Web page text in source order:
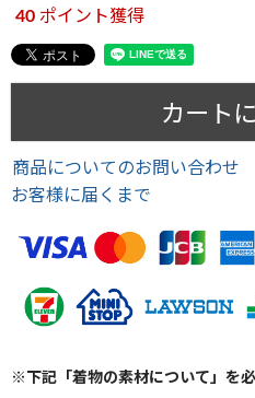
40 ポイント獲得
カート
商品についてのお問い合わせ
お客様に届くまで
※下記「着物の素材について」を